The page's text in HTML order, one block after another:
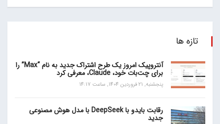
تازه ها
آنتروپیک امروز یک طرح اشتراک جدید به نام “Max” را
برای چت‌بات خود، Claude، معرفی کرد
پنجشنبه, 21 فروردین 1404, ساعت 14:17
رقابت بایدو با DeepSeek با مدل هوش مصنوعی
جدید